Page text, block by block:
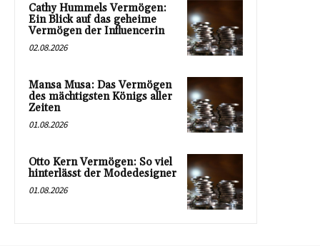
Cathy Hummels Vermögen:
Ein Blick auf das geheime
Vermögen der Influencerin
02.08.2026
Mansa Musa: Das Vermögen
des mächtigsten Königs aller
Zeiten
01.08.2026
Otto Kern Vermögen: So viel
hinterlässt der Modedesigner
01.08.2026